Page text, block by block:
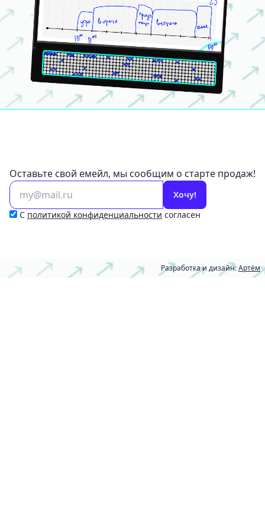
Оставьте свой емейл, мы сообщим о старте продаж!
Хочу!
С политикой конфиденциальности согласен
Разработка и дизайн:Артём